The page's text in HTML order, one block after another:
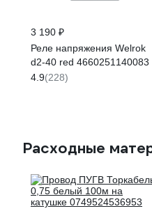
3 190 ₽
Реле напряжения Welrok
d2-40 red 4660251140083
4.9(228)
Расходные